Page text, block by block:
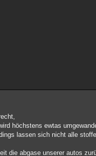
höchstens ewtas
lassen sich nicht alle
die abgase unserer autos